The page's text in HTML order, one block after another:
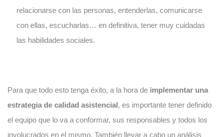
relacionarse con las personas, entenderlas, comunicarse
con ellas, escucharlas… en definitiva, tener muy cuidadas
las habilidades sociales.
Para que todo esto tenga éxito, a la hora de implementar una
estrategia de calidad asistencial, es importante tener definido
el equipo que lo va a conformar, sus responsables y todos los
involucrados en el mismo. También llevar a cabo un análisis